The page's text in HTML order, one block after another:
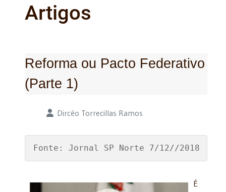
Artigos
Reforma ou Pacto Federativo
(Parte 1)
Detalhes Dircêo Torrecillas Ramos
Fonte: Jornal SP Norte 7/12//2018
É